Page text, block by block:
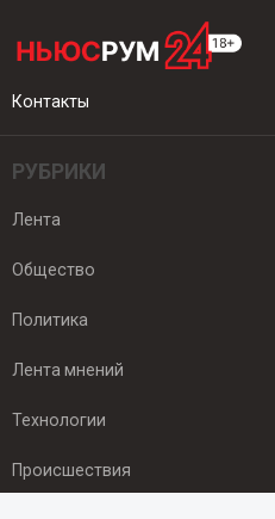
Контакты
РУБРИКИ
Лента
Общество
Политика
Лента мнений
Технологии
Происшествия